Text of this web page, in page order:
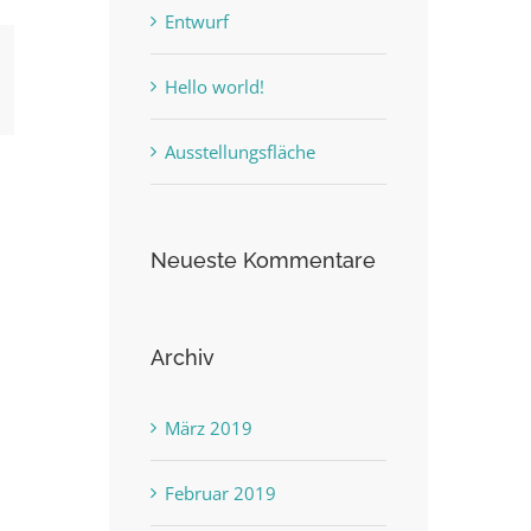
Entwurf
Hello world!
Ausstellungsfläche
Neueste Kommentare
Archiv
März 2019
Februar 2019